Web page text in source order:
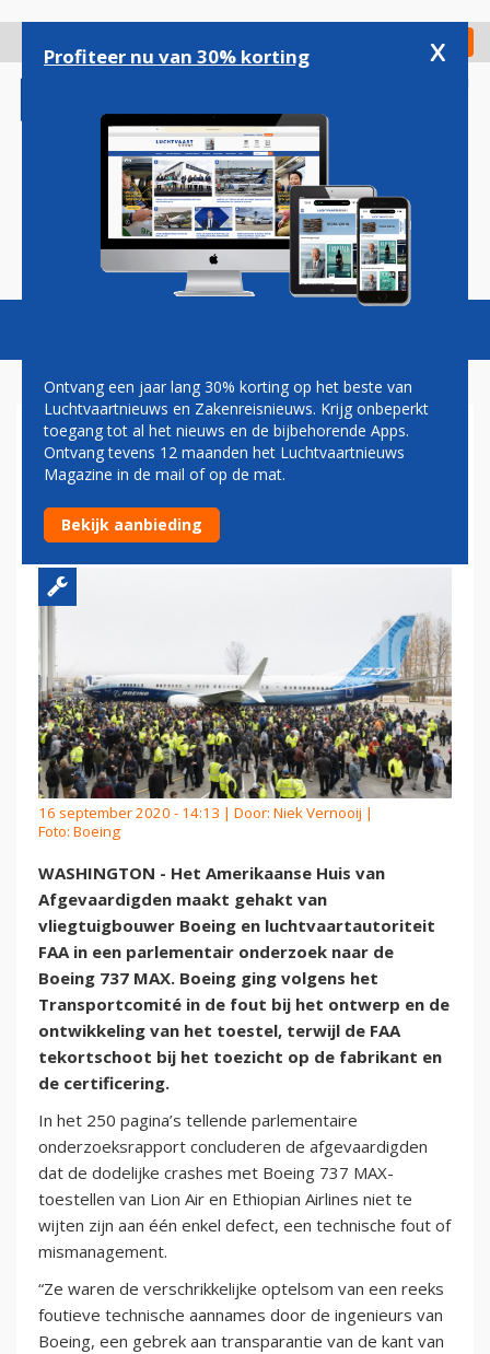
gaan
Check in
Magazine Podcasts Vacatures
HUIS VAN AFGEVAARDIGDEN
MAAKT GEHAKT VAN BOEING
EN FAA
16 september 2020 - 14:13 | Door: Niek Vernooij |
Foto: Boeing
WASHINGTON - Het Amerikaanse Huis van
Afgevaardigden maakt gehakt van
vliegtuigbouwer Boeing en luchtvaartautoriteit
FAA in een parlementair onderzoek naar de
Boeing 737 MAX. Boeing ging volgens het
Transportcomité in de fout bij het ontwerp en de
ontwikkeling van het toestel, terwijl de FAA
tekortschoot bij het toezicht op de fabrikant en
de certificering.
In het 250 pagina’s tellende parlementaire
onderzoeksrapport concluderen de afgevaardigden
dat de dodelijke crashes met Boeing 737 MAX-
toestellen van Lion Air en Ethiopian Airlines niet te
wijten zijn aan één enkel defect, een technische fout of
mismanagement.
“Ze waren de verschrikkelijke optelsom van een reeks
foutieve technische aannames door de ingenieurs van
Boeing, een gebrek aan transparantie van de kant van
Profiteer nu van 30% korting x
Ontvang een jaar lang 30% korting op het beste van
Luchtvaartnieuws en Zakenreisnieuws. Krijg onbeperkt
toegang tot al het nieuws en de bijbehorende Apps.
Ontvang tevens 12 maanden het Luchtvaartnieuws
Magazine in de mail of op de mat.
Bekijk aanbieding